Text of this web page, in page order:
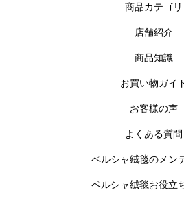
商品カテゴリ
店舗紹介
商品知識
お買い物ガイ
お客様の声
よくある質問
ペルシャ絨毯のメン
ペルシャ絨毯お役立